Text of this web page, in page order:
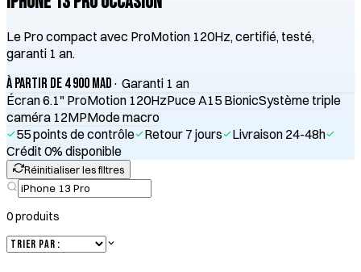
Le Pro compact avec ProMotion 120Hz, certifié, testé,
garanti 1 an.
à partir de 4 900 MAD · Garanti 1 an
Écran 6.1" ProMotion 120HzPuce A15 BionicSystème triple
caméra 12MPMode macro
55 points de contrôle
Retour 7 jours
Livraison 24-48h
Crédit 0% disponible
Réinitialiser les filtres
0produits